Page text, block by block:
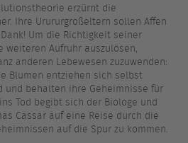
erzürnt die
Ihre Urururgroßeltern sollen Affen
Um die Richtigkeit seiner
weiteren Aufruhr auszulösen,
anderen Lebewesen zuzuwenden:
Blumen entziehen sich selbst
und behalten ihre Geheimnisse für
Tod begibt sich der Biologe und
Cassar auf eine Reise durch die
auf die Spur zu kommen.